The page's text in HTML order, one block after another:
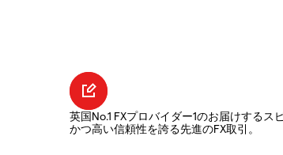
英国No.1 FXプロバイダー1のお届けするス
かつ高い信頼性を誇る先進のFX取引。